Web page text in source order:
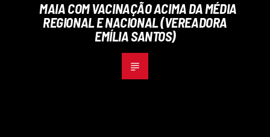
MAIA COM VACINAÇÃO ACIMA DA MÉDIA
REGIONAL E NACIONAL (VEREADORA
EMÍLIA SANTOS)